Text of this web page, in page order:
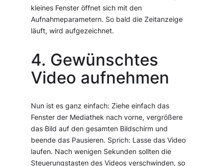
kleines Fenster öffnet sich mit den
Aufnahmeparametern. So bald die Zeitanzeige
läuft, wird aufgezeichnet.
4. Gewünschtes
Video aufnehmen
Nun ist es ganz einfach: Ziehe einfach das
Fenster der Mediathek nach vorne, vergrößere
das Bild auf den gesamten Bildschirm und
beende das Pausieren. Sprich: Lasse das Video
laufen. Nach wenigen Sekunden sollten die
Steuerungstasten des Videos verschwinden, so